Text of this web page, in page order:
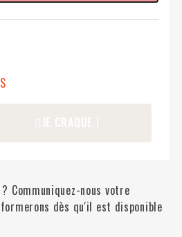
Communiquez-nous votre
dès qu'il est disponible